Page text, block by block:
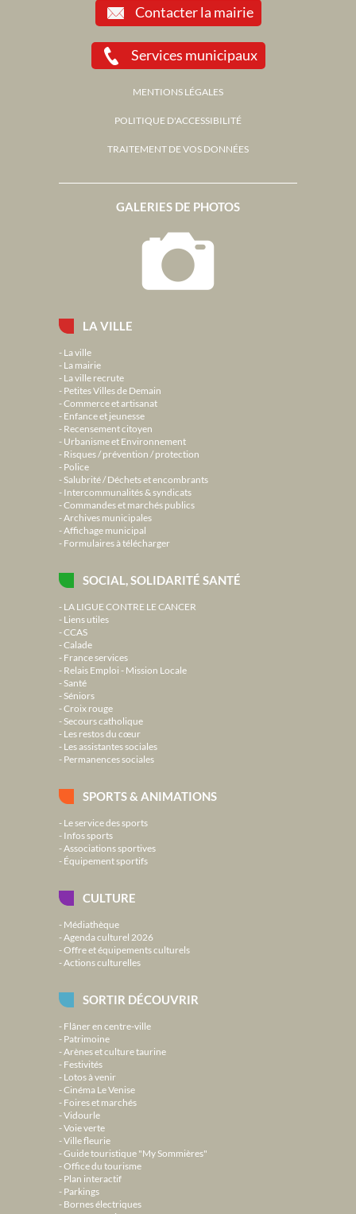
LA VILLE
La ville
La mairie
La ville recrute
Petites Villes de Demain
Commerce et artisanat
Enfance et jeunesse
Recensement citoyen
Urbanisme et Environnement
Risques / prévention / protection
Police
Salubrité / Déchets et encombrants
Intercommunalités & syndicats
Commandes et marchés publics
Archives municipales
Affichage municipal
Formulaires à télécharger
SOCIAL, SOLIDARITÉ SANTÉ
LA LIGUE CONTRE LE CANCER
Liens utiles
CCAS
Calade
France services
Relais Emploi - Mission Locale
Santé
Séniors
Croix rouge
Secours catholique
Les restos du cœur
Les assistantes sociales
Permanences sociales
SPORTS & ANIMATIONS
Le service des sports
Infos sports
Associations sportives
Équipement sportifs
CULTURE
Médiathèque
Agenda culturel 2026
Offre et équipements culturels
Actions culturelles
SORTIR DÉCOUVRIR
Flâner en centre-ville
Patrimoine
Arènes et culture taurine
Festivités
Lotos à venir
Cinéma Le Venise
Foires et marchés
Vidourle
Voie verte
Ville fleurie
Guide touristique "My Sommières"
Office du tourisme
Plan interactif
Parkings
Bornes électriques
GALERIES DE PHOTOS
Contacter la mairie
Services municipaux
MENTIONS LÉGALES
POLITIQUE D'ACCESSIBILITÉ
TRAITEMENT DE VOS DONNÉES